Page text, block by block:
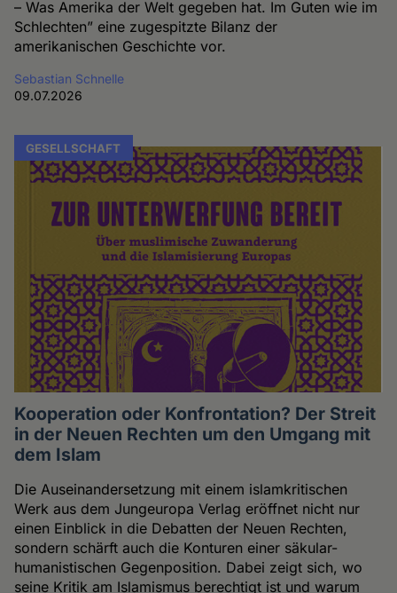
– Was Amerika der Welt gegeben hat. Im Guten wie im
Schlechten” eine zugespitzte Bilanz der
amerikanischen Geschichte vor.
Sebastian Schnelle
09.07.2026
GESELLSCHAFT
Kooperation oder Konfrontation? Der Streit
in der Neuen Rechten um den Umgang mit
dem Islam
Die Auseinandersetzung mit einem islamkritischen
Werk aus dem Jungeuropa Verlag eröffnet nicht nur
einen Einblick in die Debatten der Neuen Rechten,
sondern schärft auch die Konturen einer säkular-
humanistischen Gegenposition. Dabei zeigt sich, wo
seine Kritik am Islamismus berechtigt ist und warum